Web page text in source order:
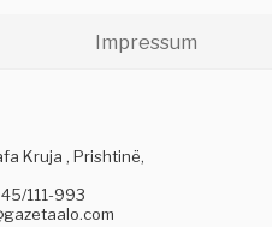
Impressum
Kruja , Prishtinë,
111-993